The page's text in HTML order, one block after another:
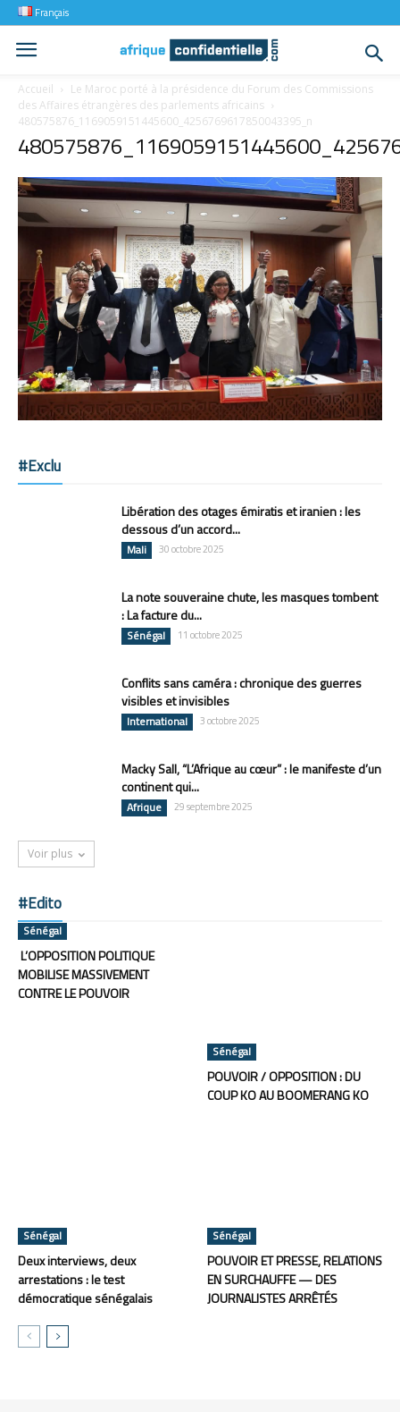
Français
Accueil
Le Maroc porté à la présidence du Forum des Commissions
des Affaires étrangères des parlements africains
480575876_1169059151445600_4256769617850043395_n
#Exclu
Libération des otages émiratis et iranien : les
dessous d’un accord...
Mali 30 octobre 2025
La note souveraine chute, les masques tombent
: La facture du...
Sénégal 11 octobre 2025
Conflits sans caméra : chronique des guerres
visibles et invisibles
International 3 octobre 2025
Macky Sall, “L’Afrique au cœur” : le manifeste d’un
continent qui...
Afrique 29 septembre 2025
Voir plus
#Edito
Sénégal
L’OPPOSITION POLITIQUE
MOBILISE MASSIVEMENT
CONTRE LE POUVOIR
Sénégal
POUVOIR / OPPOSITION : DU
COUP KO AU BOOMERANG KO
Sénégal
Deux interviews, deux
arrestations : le test
démocratique sénégalais
Sénégal
POUVOIR ET PRESSE, RELATIONS
EN SURCHAUFFE — DES
JOURNALISTES ARRÊTÉS